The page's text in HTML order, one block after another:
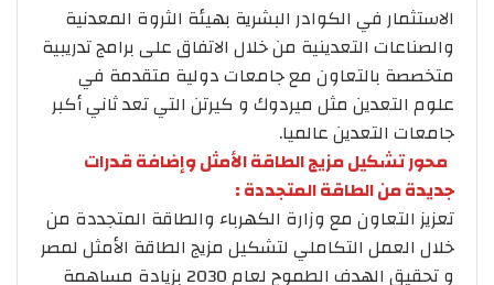
الاستثمار في الكوادر البشرية بهيئة الثروة المعدنية
والصناعات التعدينية من خلال الاتفاق على برامج تدريبية
متخصصة بالتعاون مع جامعات دولية متقدمة في
علوم التعدين مثل ميردوك و كيرتن التي تعد ثاني أكبر
جامعات التعدين عالميا.
محور تشكيل مزيج الطاقة الأمثل وإضافة قدرات
جديدة من الطاقة المتجددة :
تعزيز التعاون مع وزارة الكهرباء والطاقة المتجددة من
خلال العمل التكاملي لتشكيل مزيج الطاقة الأمثل لمصر
و تحقيق الهدف الطموح لعام 2030 بزيادة مساهمة